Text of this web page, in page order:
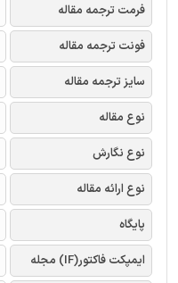
فرمت ترجمه مقاله
فونت ترجمه مقاله
سایز ترجمه مقاله
نوع مقاله
نوع نگارش
نوع ارائه مقاله
پایگاه
ایمپکت فاکتور(IF) مجله